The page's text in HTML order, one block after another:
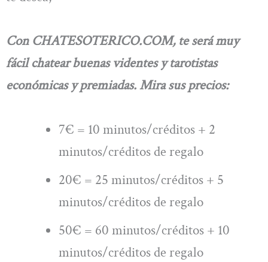
Con CHATESOTERICO.COM, te será muy
fácil chatear buenas videntes y tarotistas
económicas y premiadas. Mira sus precios:
7€ = 10 minutos/créditos + 2
minutos/créditos de regalo
20€ = 25 minutos/créditos + 5
minutos/créditos de regalo
50€ = 60 minutos/créditos + 10
minutos/créditos de regalo